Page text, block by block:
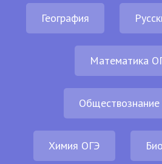
География
Математика
Химия ОГЭ